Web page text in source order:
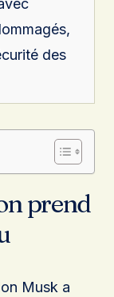
des
prend
Musk a